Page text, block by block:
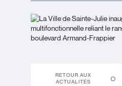
RETOUR AUX
ACTUALITÉS